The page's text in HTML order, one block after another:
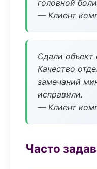
головной
— Клиент
Сдали объект
Качество
замечаний
исправили.
— Клиент
Часто